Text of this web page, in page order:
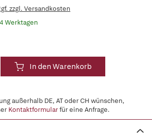
zzgl. Versandkosten
Werktagen
In den Warenkorb
außerhalb DE, AT oder CH wünschen,
Kontaktformularfür eine Anfrage.